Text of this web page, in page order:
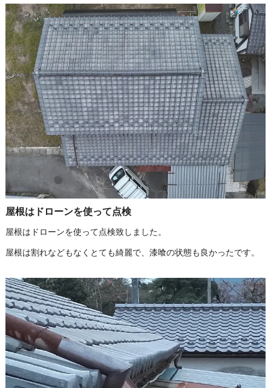
屋根はドローンを使って点検
屋根はドローンを使って点検致しました。
屋根は割れなどもなくとても綺麗で、漆喰の状態も良かったです。